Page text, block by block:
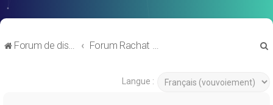
Forum de discussions sur le Regroupement de Crédits et le Rachat de Crédits Forum Rachat de Crédits
Langue :